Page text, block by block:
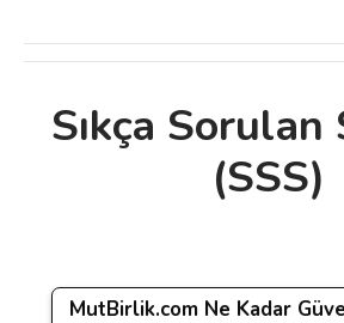
Bu ürüne ilk yorumu siz
Yorum Yaz
Bu ürünün fiyat bilgisi, resim,
açıklamalarında ve diğer
gördüğünüz noktaları öneri
Sıkça
(SSS)
MutBirlik.com Ne Kadar